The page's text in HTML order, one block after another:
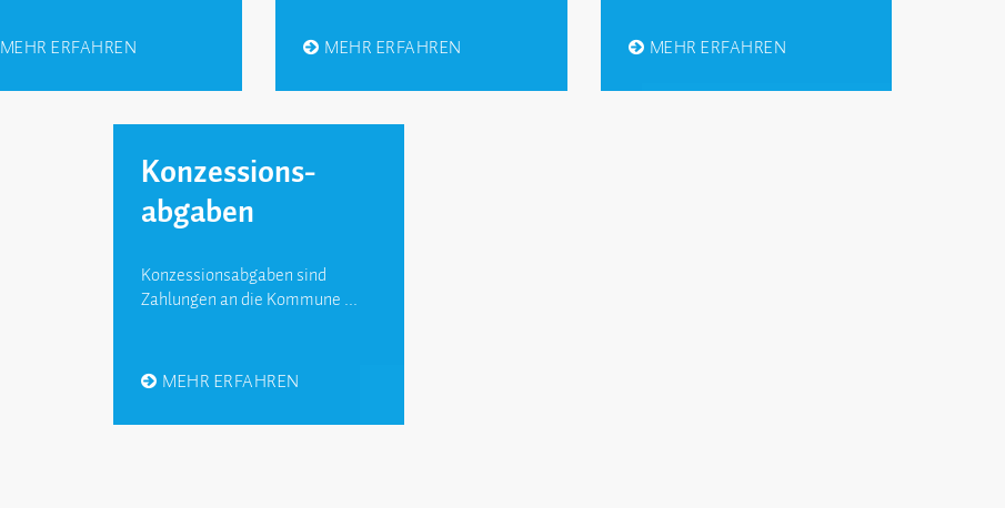
MEHR ERFAHREN MEHR ERFAHREN MEHR ERFAHREN
Konzessions­­
abgaben
Konzessions­abgaben sind
Zahlungen an die Kommune ...
MEHR ERFAHREN